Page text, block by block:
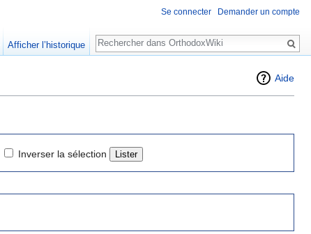
Aide
Inverser la sélection
Se connecter Demander un compte
Afficher l’historique
Rechercher